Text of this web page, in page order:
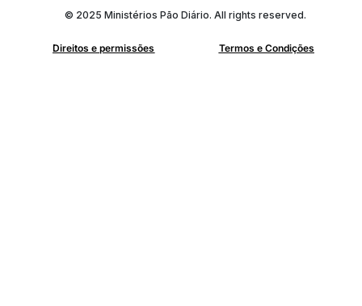
© 2025 Ministérios Pão Diário. All rights reserved.
Direitos e permissões Termos e Condições